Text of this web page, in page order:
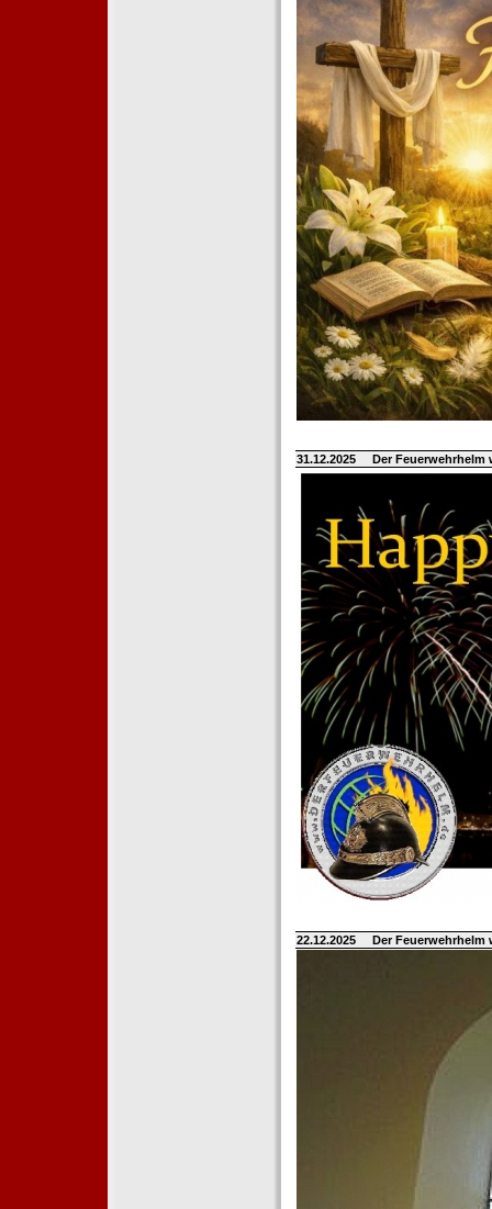
31.12.2025 Der
22.12.2025 Der